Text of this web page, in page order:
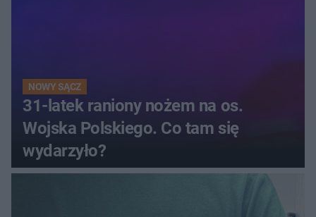
NOWY SĄCZ
31-latek raniony nożem na os.
Wojska Polskiego. Co tam się
wydarzyło?